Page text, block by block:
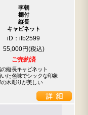
李朝
棚付
縦長
キャビネット
iD：ilb2599
55,000円
ご売約済
縦長キャビネット
いた色味でシックな印象
木彫りが美しい